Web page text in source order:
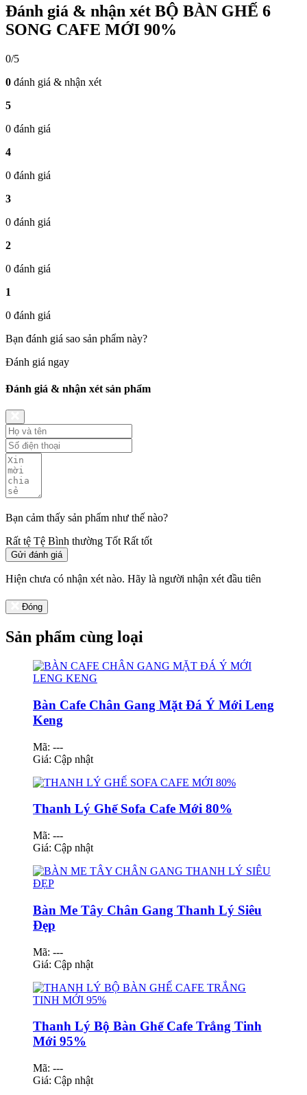
Đánh giá & nhận xét BỘ BÀN GHẾ 6
SONG CAFE MỚI 90%
0/5
0 đánh giá & nhận xét
5
0 đánh giá
4
0 đánh giá
3
0 đánh giá
2
0 đánh giá
1
0 đánh giá
Bạn đánh giá sao sản phẩm này?
Đánh giá ngay
Đánh giá & nhận xét sản phẩm
Bạn cảm thấy sản phẩm như thế nào?
Rất tệ Tệ Bình thường Tốt Rất tốt
Gửi đánh giá
Hiện chưa có nhận xét nào. Hãy là người nhận xét đầu tiên
Đóng
Sản phẩm cùng loại
Bàn Cafe Chân Gang Mặt Đá Ý Mới Leng
Keng
Mã: ---
Giá: Cập nhật
Thanh Lý Ghế Sofa Cafe Mới 80%
Mã: ---
Giá: Cập nhật
Bàn Me Tây Chân Gang Thanh Lý Siêu
Đẹp
Mã: ---
Giá: Cập nhật
Thanh Lý Bộ Bàn Ghế Cafe Trắng Tinh
Mới 95%
Mã: ---
Giá: Cập nhật